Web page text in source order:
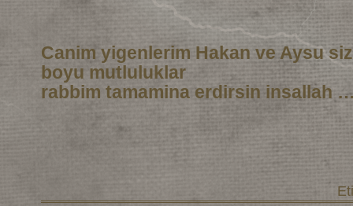
Canim yigenlerim Hakan ve Aysu
boyu mutluluklar
rabbim tamamina erdirsin insallah